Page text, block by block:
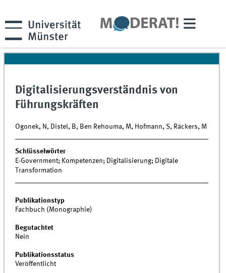
Digitalisierungsverständnis von
Führungskräften
Ogonek, N, Distel, B, Ben Rehouma, M, Hofmann, S, Räckers, M
Schlüsselwörter
E-Government; Kompetenzen; Digitalisierung; Digitale
Transformation
Publikationstyp
Fachbuch (Monographie)
Begutachtet
Nein
Publikationsstatus
Veröffentlicht